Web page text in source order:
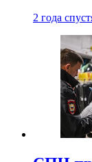
2 года